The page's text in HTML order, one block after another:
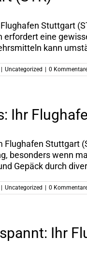
Stuttgart
eine
kann
Uncategorized 0
Ihr
Flughafen Stuttgart
besonders wenn
Gepäck durch
Uncategorized 0
Ihr